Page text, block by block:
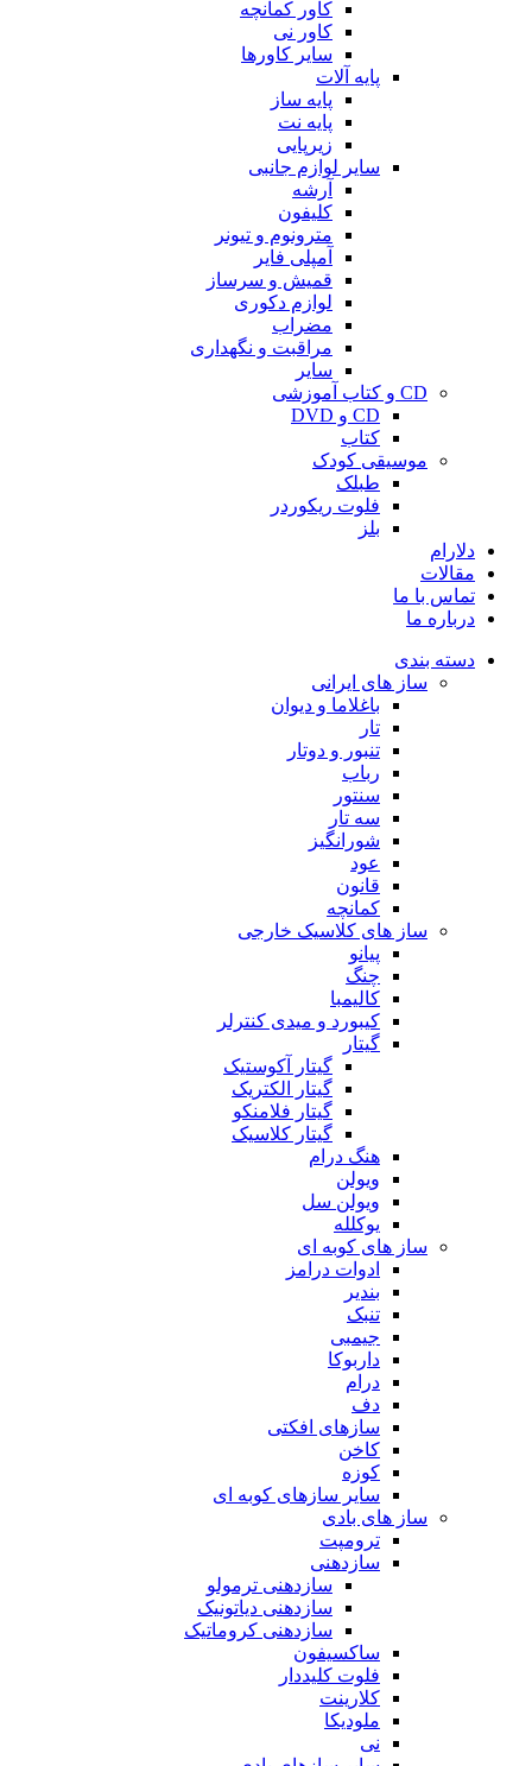
کاور کمانچه
کاور نی
سایر کاورها
پایه آلات
پایه ساز
پایه نت
زیرپایی
سایر لوازم جانبی
آرشه
کلیفون
مترونوم و تیونر
آمپلی فایر
قمیش و سرساز
لوازم دکوری
مضراب
مراقبت و نگهداری
سایر
CD و کتاب آموزشی
CD و DVD
کتاب
موسیقی کودک
طبلک
فلوت ریکوردر
بلز
دلارام
مقالات
تماس با ما
درباره ما
دسته بندی
ساز های ایرانی
باغلاما و دیوان
تار
تنبور و دوتار
رباب
سنتور
سه تار
شورانگیز
عود
قانون
کمانچه
ساز های کلاسیک خارجی
پیانو
چنگ
کالیمبا
کیبورد و میدی کنترلر
گیتار
گیتار آکوستیک
گیتار الکتریک
گیتار فلامنکو
گیتار کلاسیک
هنگ درام
ویولن
ویولن سل
یوکلله
ساز های کوبه ای
ادوات درامز
بندیر
تنبک
جیمبی
داربوکا
درام
دف
سازهای افکتی
کاخن
کوزه
سایر سازهای کوبه ای
ساز های بادی
ترومپت
سازدهنی
سازدهنی ترمولو
سازدهنی دیاتونیک
سازدهنی کروماتیک
ساکسیفون
فلوت کلیددار
کلارینت
ملودیکا
نی